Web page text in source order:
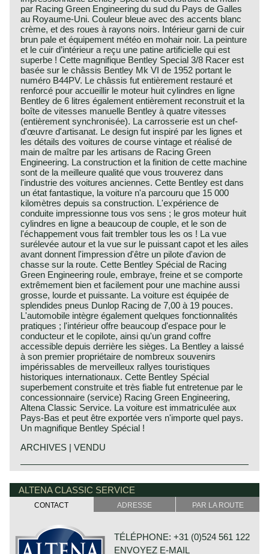
par Racing Green Engineering du sud du Pays de Galles
au Royaume-Uni. Couleur bleue avec des accents blanc
crème, et des roues à rayons noirs. Intérieur garni de cuir
brun pale et équipement météo en mohair noir. La peinture
et le cuir d’intérieur a reçu une patine artificielle qui est
superbe ! Cette magnifique Bentley Special 3/8 Racer est
basée sur le châssis Bentley Mk VI de 1952 portant le
numéro B44PV. Le châssis fut entièrement restauré et
renforcé pour accueillir le moteur huit cylindres en ligne
Bentley de 6 litres également entièrement reconstruit et la
boîte de vitesses manuelle Bentley à quatre vitesses
(entièrement synchronisée). La carrosserie est un chef-
d'œuvre d'artisanat. Le design fut inspiré par les lignes et
les détails des voitures de course vintage et réalisé de
main de maître par les artisans de Racing Green
Engineering. La construction et la finition de cette machine
sont de la meilleure qualité que vous trouverez dans
l'industrie des voitures anciennes. Cette Bentley est dans
un état fantastique, la voiture n'a parcouru que 15 000
kilomètres depuis sa construction. L'expérience de
conduite impressionne tous vos sens ; le gros moteur huit
cylindres en ligne a beaucoup de couple, et le son de
l'échappement vous fait trembler tous les os ! La vue
surélevée autour et la vue sur le puissant capot et les ailes
avant donnent l'impression d'être un pilote d'avion de
chasse sur la route. Cette Bentley Spécial de Racing
Green Engineering roule, embraye, freine et se comporte
extrêmement bien et facilement pour une machine aussi
grosse, lourde et puissante. La voiture est équipée de
splendides pneus Dunlop Racing de 7,00 à 19 pouces.
L'automobile intègre également quelques fonctionnalités
pratiques ; l'intérieur offre beaucoup d'espace pour le
conducteur et le copilote, ainsi qu'un grand coffre
accessible depuis derrière les sièges. La Bentley a laissé
à son premier propriétaire de nombreux souvenirs
impérissables de merveilleux rallyes touristiques
historiques internationaux. Cette Bentley Spécial
superbement construite et très fiable fut entretenue par le
concessionnaire (service) Racing Green Engineering,
Altena Classic Service. La voiture est immatriculée aux
Pays-Bas et peut être exportée vers n'importe quel pays.
Un magnifique Bentley Spécial !
ARCHIVES | VENDU
Technical data:
Eight cylinder in-line engine.
cylinder capacity: 6516 cc
induction: 4 x S.U. H6 carburettors
torque: satisfactory
top-speed: depends on chosen final gear (satisfactory)
gearbox: 4-speed manual
Bentley history 1919 - 1931
The famous Bentley make, erected by Mr. W.O. Bentley,
existed as a independent firm for only twelve years (1919-
1931) before the proud firm was taken over by the Rolls
years were filled with racing successes and many
important victories. The Bentley name as manufacturer of
large, heavy, powerful and rugged sports cars has been
ALTENA CLASSIC SERVICE
CONTACT ADRESSE PAR LA ROUTE
TÉLÉPHONE: +31 (0)524 561 122
ENVOYEZ E-MAIL